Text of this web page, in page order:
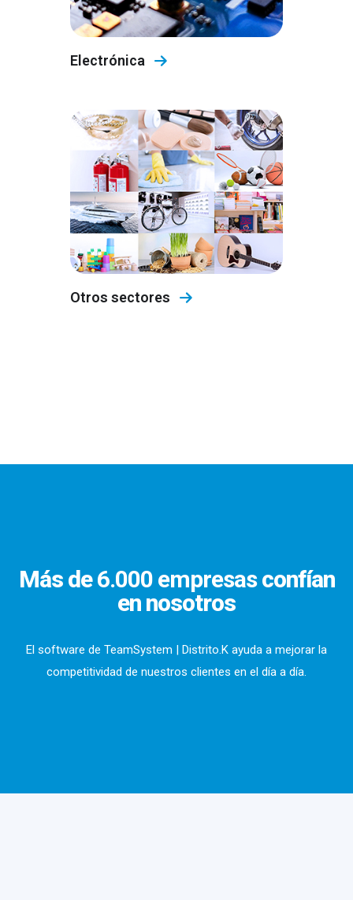
Electrónica
Otros sectores
Más de6.000 empresasconfían
en nosotros
El software de TeamSystem | Distrito.K ayuda a mejorar la
competitividad de nuestros clientes en el día a día.